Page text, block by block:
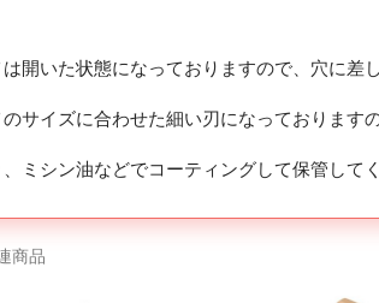
開いた状態になっておりますので、穴に差
サイズに合わせた細い刃になっております
ミシン油などでコーティングして保管してく
商品